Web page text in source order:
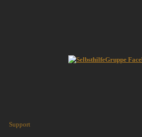
Support